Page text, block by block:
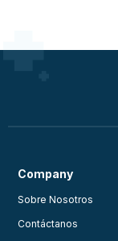
Company
Sobre Nosotros
Contáctanos